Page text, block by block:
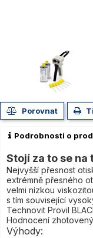
Porovnat
Podrobnosti o
Stojí za to se
Nejvyšší přesnost
extrémně přesného
velmi nízkou
s tím související
Technovit Provil
Hodnocení
Výhody: